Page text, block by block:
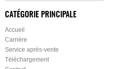
CATÉGORIE PRINCIPALE
Accueil
Carrière
Service après-vente
Téléchargement